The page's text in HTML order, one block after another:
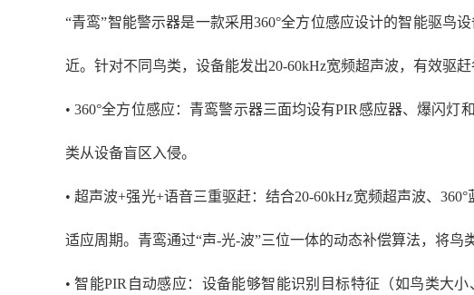
“青鸾”智能警示器是一款采用360°全方位感应设计的智能驱鸟
近。针对不同鸟类，设备能发出20-60kHz宽频超声波，有效驱赶
• 360°全方位感应：青鸾警示器三面均设有PIR感应器、爆闪
类从设备盲区入侵。
• 超声波+强光+语音三重驱赶：结合20-60kHz宽频超声波、
适应周期。青鸾通过“声-光-波”三位一体的动态补偿算法，将鸟
• 智能PIR自动感应：设备能够智能识别目标特征（如鸟类大